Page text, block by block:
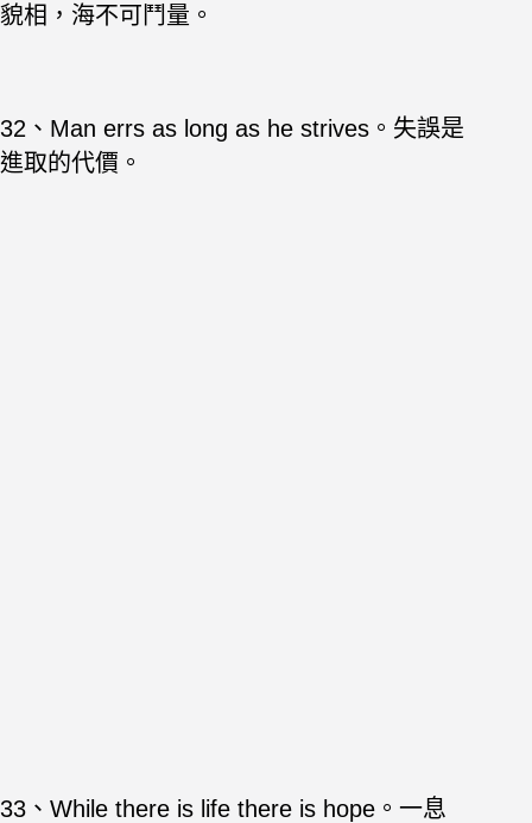
貌相，海不可鬥量。
32、Man errs as long as he strives。失誤是
進取的代價。
33、While there is life there is hope。一息